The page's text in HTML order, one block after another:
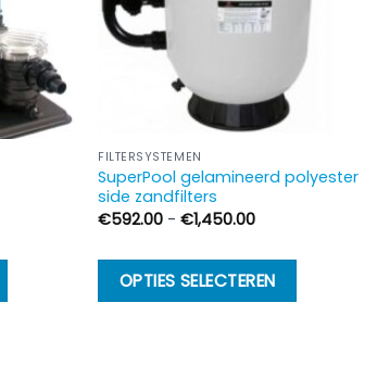
FILTERSYSTEMEN
SuperPool gelamineerd polyester
side zandfilters
€592.00 - €1,450.00Prijsklasse:
€1,450.00
OPTIES SELECTEREN